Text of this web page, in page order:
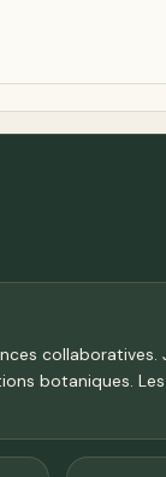
botaniques.